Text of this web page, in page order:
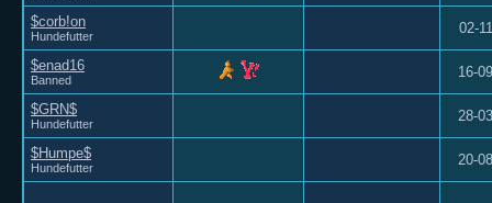
$corb!on
Hundefutter 02-
$enad16
Banned 16-
$GRN$
Hundefutter 28-
$Humpe$
Hundefutter 20-